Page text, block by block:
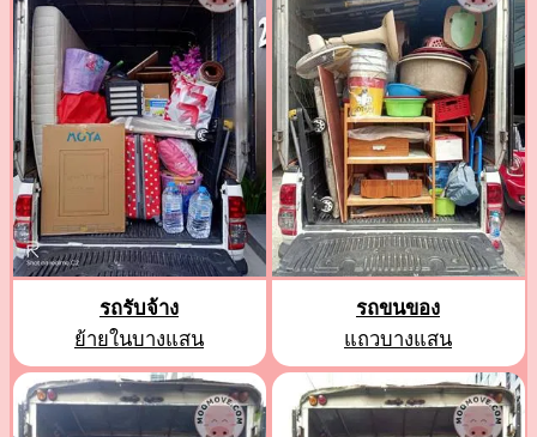
รถรับจ้าง
ย้ายในบางแสน
รถขนของ
แถวบางแสน